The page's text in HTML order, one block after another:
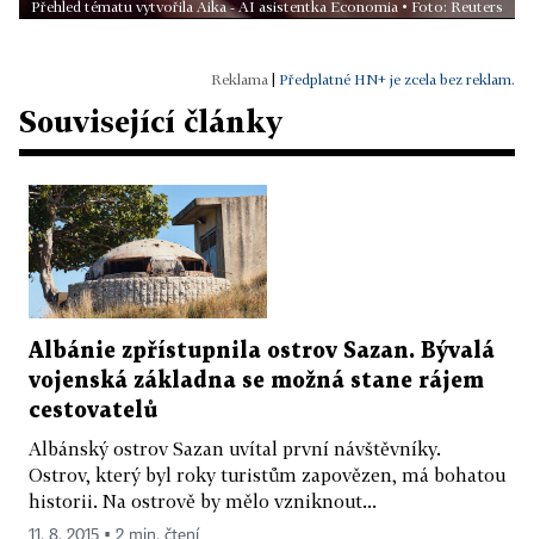
Přehled tématu vytvořila Aika - AI asistentka Economia • Foto: Reuters
| Předplatné HN+ je zcela bez reklam.
Související články
Albánie zpřístupnila ostrov Sazan. Bývalá
vojenská základna se možná stane rájem
cestovatelů
Albánský ostrov Sazan uvítal první návštěvníky.
Ostrov, který byl roky turistům zapovězen, má bohatou
historii. Na ostrově by mělo vzniknout...
11. 8. 2015 ▪ 2 min. čtení